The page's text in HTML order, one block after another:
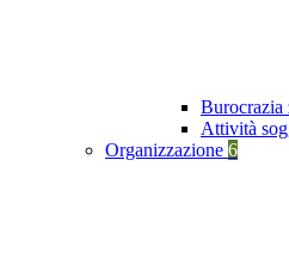
Burocrazia
Attività
Organizzazione 6